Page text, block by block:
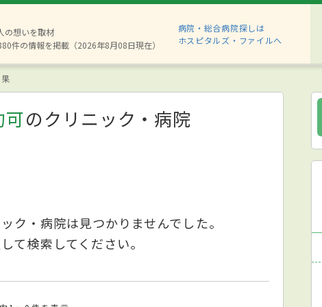
の想いを取材
件の情報を掲載（2026年8月08日現在）
病院・総合病院探しは
ホスピタルズ・ファイルへ
可のクリニック・病院
ク・病院は見つかりませんでした。
て検索してください。